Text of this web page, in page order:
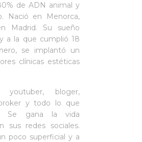
de ADN animal y
Nació en Menorca,
Madrid. Su sueño
a la que cumplió 18
se implantó un
clínicas estéticas
youtuber, bloger,
y todo lo que
Se gana la vida
sus redes sociales.
poco superficial y a